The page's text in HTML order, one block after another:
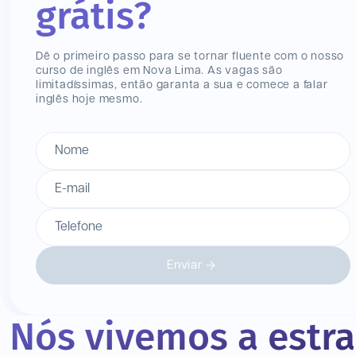
grátis?
Dê o primeiro passo para se tornar fluente com o nosso
curso de inglês em Nova Lima. As vagas são
limitadíssimas, então garanta a sua e comece a falar
inglês hoje mesmo.
Nome
E-mail
Telefone
Enviar
Nós vivemos a